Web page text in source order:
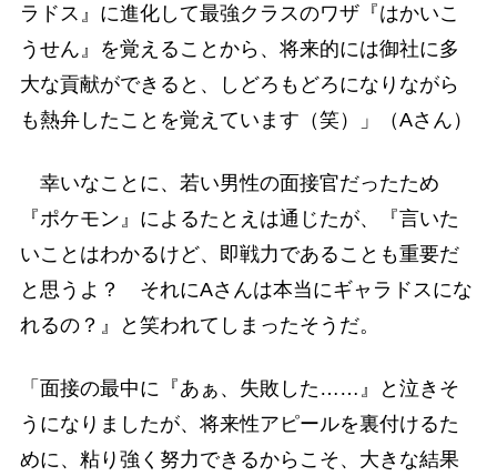
ラドス』に進化して最強クラスのワザ『はかいこ
うせん』を覚えることから、将来的には御社に多
大な貢献ができると、しどろもどろになりながら
も熱弁したことを覚えています（笑）」（Aさん）
幸いなことに、若い男性の面接官だったため
『ポケモン』によるたとえは通じたが、『言いた
いことはわかるけど、即戦力であることも重要だ
と思うよ？ それにAさんは本当にギャラドスにな
れるの？』と笑われてしまったそうだ。
「面接の最中に『あぁ、失敗した……』と泣きそ
うになりましたが、将来性アピールを裏付けるた
めに、粘り強く努力できるからこそ、大きな結果